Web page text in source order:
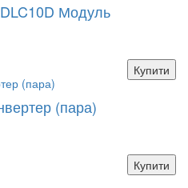
Модуль
Купити
(пара)
Купити